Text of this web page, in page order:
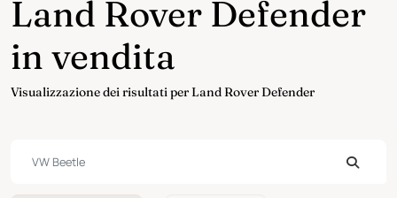
Land Rover Defender
in vendita
Visualizzazione dei risultati per Land Rover Defender